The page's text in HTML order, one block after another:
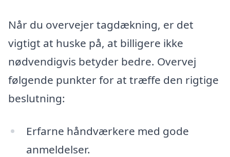
Når du overvejer tagdækning, er det
vigtigt at huske på, at billigere ikke
nødvendigvis betyder bedre. Overvej
følgende punkter for at træffe den rigtige
beslutning:
Erfarne håndværkere med gode
anmeldelser.